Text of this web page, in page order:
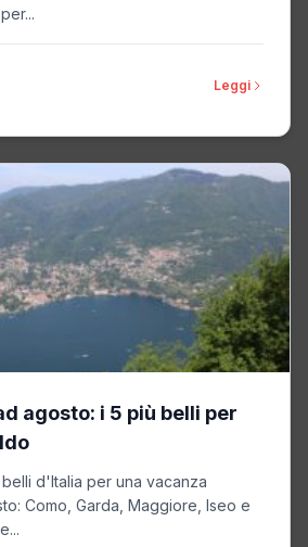
Leggi
agosto: i 5 più belli per
d'Italia per una vacanza
Como, Garda, Maggiore, Iseo e